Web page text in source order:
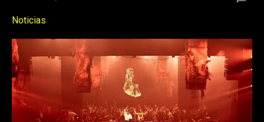
Noticias